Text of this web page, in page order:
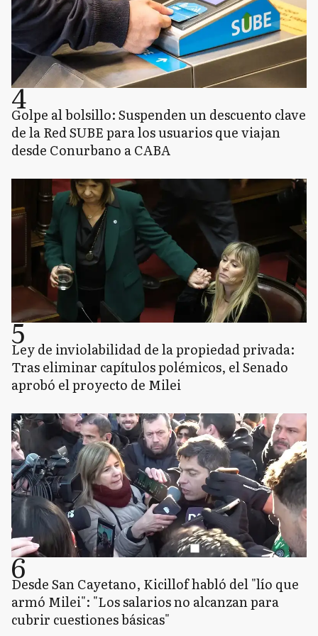
4
Golpe al bolsillo: Suspenden un descuento clave
de la Red SUBE para los usuarios que viajan
desde Conurbano a CABA
5
Ley de inviolabilidad de la propiedad privada:
Tras eliminar capítulos polémicos, el Senado
aprobó el proyecto de Milei
6
Desde San Cayetano, Kicillof habló del "lío que
armó Milei": "Los salarios no alcanzan para
cubrir cuestiones básicas"